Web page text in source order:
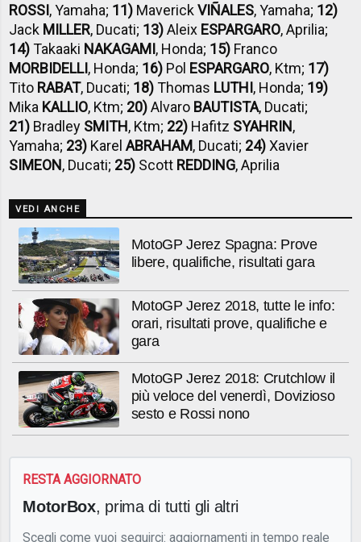
ROSSI, Yamaha; 11) MaverickVIÑALES, Yamaha; 12)
Jack MILLER, Ducati; 13)Aleix ESPARGARO, Aprilia;
14)Takaaki NAKAGAMI, Honda; 15) Franco
MORBIDELLI, Honda; 16) Pol ESPARGARO, Ktm; 17)
Tito RABAT, Ducati; 18)Thomas LUTHI, Honda; 19)
Mika KALLIO, Ktm; 20)Alvaro BAUTISTA, Ducati;
21) Bradley SMITH, Ktm; 22) Hafitz SYAHRIN,
Yamaha; 23) KarelABRAHAM, Ducati; 24)Xavier
SIMEON, Ducati; 25) Scott REDDING, Aprilia
VEDI ANCHE
MotoGP Jerez Spagna: Prove
libere, qualifiche, risultati gara
MotoGP Jerez 2018, tutte le info:
orari, risultati prove, qualifiche e
gara
MotoGP Jerez 2018: Crutchlow il
più veloce del venerdì, Dovizioso
sesto e Rossi nono
RESTA AGGIORNATO
MotorBox, prima di tutti gli altri
Scegli come vuoi seguirci: aggiornamenti in tempo reale